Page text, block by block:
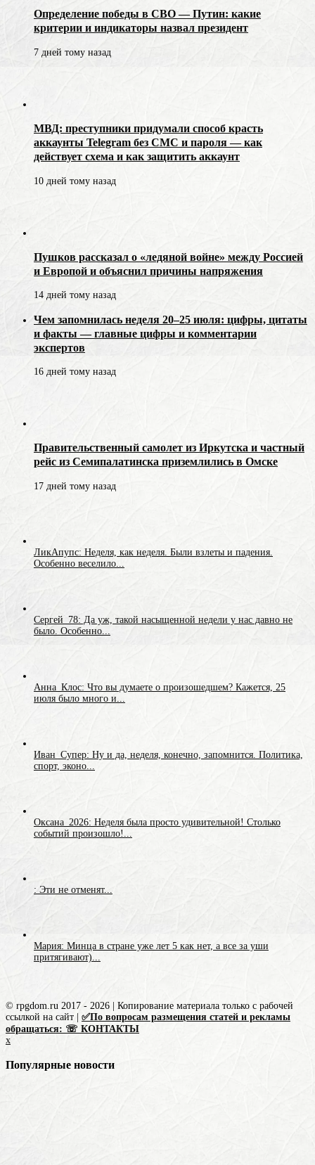
Определение победы в СВО — Путин: какие
критерии и индикаторы назвал президент
7 дней тому назад
МВД: преступники придумали способ красть
аккаунты Telegram без СМС и пароля — как
действует схема и как защитить аккаунт
10 дней тому назад
Пушков рассказал о «ледяной войне» между Россией
и Европой и объяснил причины напряжения
14 дней тому назад
Чем запомнилась неделя 20–25 июля: цифры, цитаты
и факты — главные цифры и комментарии
экспертов
16 дней тому назад
Правительственный самолет из Иркутска и частный
рейс из Семипалатинска приземлились в Омске
17 дней тому назад
ЛикАпупс: Неделя, как неделя. Были взлеты и падения.
Особенно веселило...
Сергей_78: Да уж, такой насыщенной недели у нас давно не
было. Особенно...
Анна_Клос: Что вы думаете о произошедшем? Кажется, 25
июля было много и...
Иван_Супер: Ну и да, неделя, конечно, запомнится. Политика,
спорт, эконо...
Оксана_2026: Неделя была просто удивительной! Столько
событий произошло!...
: Эти не отменят...
Мария: Минца в стране уже лет 5 как нет, а все за уши
притягивают)...
© rpgdom.ru 2017 - 2026 | Копирование материала только с рабочей
ссылкой на сайт | ✅По вопросам размещения статей и рекламы
обращаться: ☏ КОНТАКТЫ
x
Популярные новости